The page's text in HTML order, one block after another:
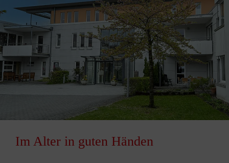
Im Alter in guten Händen